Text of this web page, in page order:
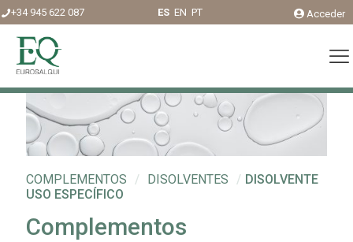
+34 945 622 087 ES EN PT Acceder
COMPLEMENTOS / DISOLVENTES / DISOLVENTE
USO ESPECÍFICO
Complementos